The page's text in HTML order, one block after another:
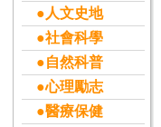
●人文史地
●社會科學
●自然科普
●心理勵志
●醫療保健